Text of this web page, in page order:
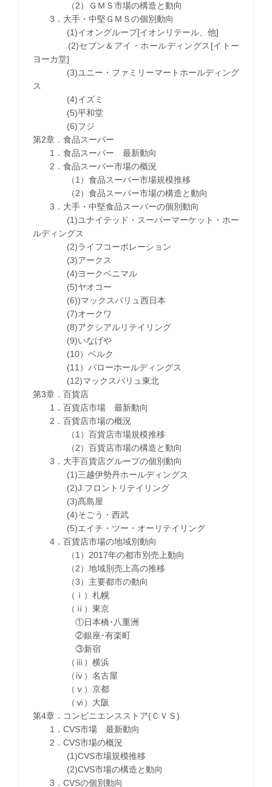
（2）ＧＭＳ市場の構造と動向
3．大手・中堅ＧＭＳの個別動向
(1)イオングループ[イオンリテール、他]
(2)セブン＆アイ・ホールディングス[イトー
ヨーカ堂]
(3)ユニー・ファミリーマートホールディング
ス
(4)イズミ
(5)平和堂
(6)フジ
第2章．食品スーパー
1．食品スーパー 最新動向
2．食品スーパー市場の概況
（1）食品スーパー市場規模推移
（2）食品スーパー市場の構造と動向
3．大手・中堅食品スーパーの個別動向
(1)ユナイテッド・スーパーマーケット・ホー
ルディングス
(2)ライフコーポレーション
(3)アークス
(4)ヨークベニマル
(5)ヤオコー
(6))マックスバリュ西日本
(7)オークワ
(8)アクシアルリテイリング
(9)いなげや
(10）ベルク
(11）バローホールディングス
(12)マックスバリュ東北
第3章．百貨店
1．百貨店市場 最新動向
2．百貨店市場の概況
（1）百貨店市場規模推移
（2）百貨店市場の構造と動向
3．大手百貨店グループの個別動向
(1)三越伊勢丹ホールディングス
(2)J.フロントリテイリング
(3)髙島屋
(4)そごう・西武
(5)エイチ・ツー・オーリテイリング
4．百貨店市場の地域別動向
（1）2017年の都市別売上動向
（2）地域別売上高の推移
（3）主要都市の動向
（ⅰ）札幌
（ⅱ）東京
①日本橋･八重洲
②銀座･有楽町
③新宿
（ⅲ）横浜
（ⅳ）名古屋
（ⅴ）京都
（ⅵ）大阪
第4章．コンビニエンスストア(ＣＶＳ)
1．CVS市場 最新動向
2．CVS市場の概況
(1)CVS市場規模推移
(2)CVS市場の構造と動向
3．CVSの個別動向